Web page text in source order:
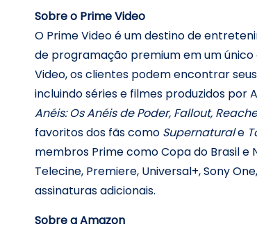
Sobre o Prime Video
O Prime Video é um destino de
de programação premium em um
Video, os clientes podem encontrar
incluindo séries e filmes produzidos por
Anéis: Os Anéis de Poder, Fallout,
favoritos dos fãs como Supernaturale
membros Prime como Copa do Brasil e
Telecine, Premiere, Universal+, Sony
assinaturas adicionais.
Sobre a Amazon